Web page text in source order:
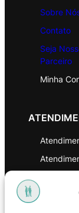
Sobre
Contato
Seja
Parceiro
Minha